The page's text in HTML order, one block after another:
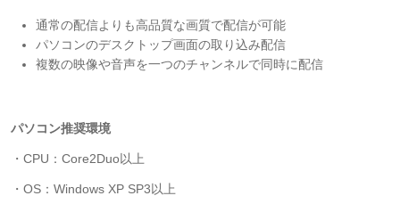
通常の配信よりも高品質な画質で配信が可能
パソコンのデスクトップ画面の取り込み配信
複数の映像や音声を一つのチャンネルで同時に配信
パソコン推奨環境
・CPU：Core2Duo以上
・OS：Windows XP SP3以上